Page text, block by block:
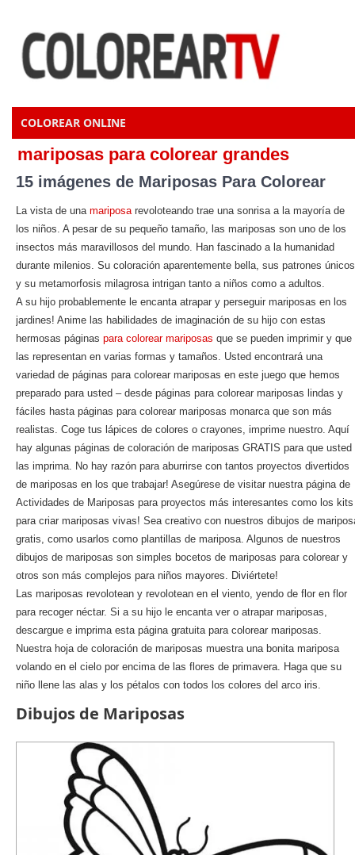
COLOREAR ONLINE
mariposas para colorear grandes
15 imágenes de Mariposas Para Colorear
La vista de una mariposarevoloteando trae una sonrisa a la mayoría de
los niños. A pesar de su pequeño tamaño, las mariposas son uno de los
insectos más maravillosos del mundo. Han fascinado a la humanidad
durante milenios. Su coloración aparentemente bella, sus patrones únicos
y su metamorfosis milagrosa intrigan tanto a niños como a adultos.
A su hijo probablemente le encanta atrapar y perseguir mariposas en los
jardines! Anime las habilidades de imaginación de su hijo con estas
hermosas páginas para colorear mariposas que se pueden imprimir y que
las representan en varias formas y tamaños. Usted encontrará una
variedad de páginas para colorear mariposas en este juego que hemos
preparado para usted – desde páginas para colorear mariposas lindas y
fáciles hasta páginas para colorear mariposas monarca que son más
realistas. Coge tus lápices de colores o crayones, imprime nuestro. Aquí
hay algunas páginas de coloración de mariposas GRATIS para que usted
las imprima. No hay razón para aburrirse con tantos proyectos divertidos
de mariposas en los que trabajar! Asegúrese de visitar nuestra página de
Actividades de Mariposas para proyectos más interesantes como los kits
para criar mariposas vivas! Sea creativo con nuestros dibujos de
gratis, como usarlos como plantillas de mariposa. Algunos de nuestros
dibujos de mariposas son simples bocetos de mariposas para colorear y
otros son más complejos para niños mayores. Diviértete!
Las mariposas revolotean y revolotean en el viento, yendo de flor en flor
para recoger néctar. Si a su hijo le encanta ver o atrapar mariposas,
descargue e imprima esta página gratuita para colorear mariposas.
Nuestra hoja de coloración de mariposas muestra una bonita mariposa
volando en el cielo por encima de las flores de primavera. Haga que su
niño llene las alas y los pétalos con todos los colores del arco iris.
Dibujos de Mariposas